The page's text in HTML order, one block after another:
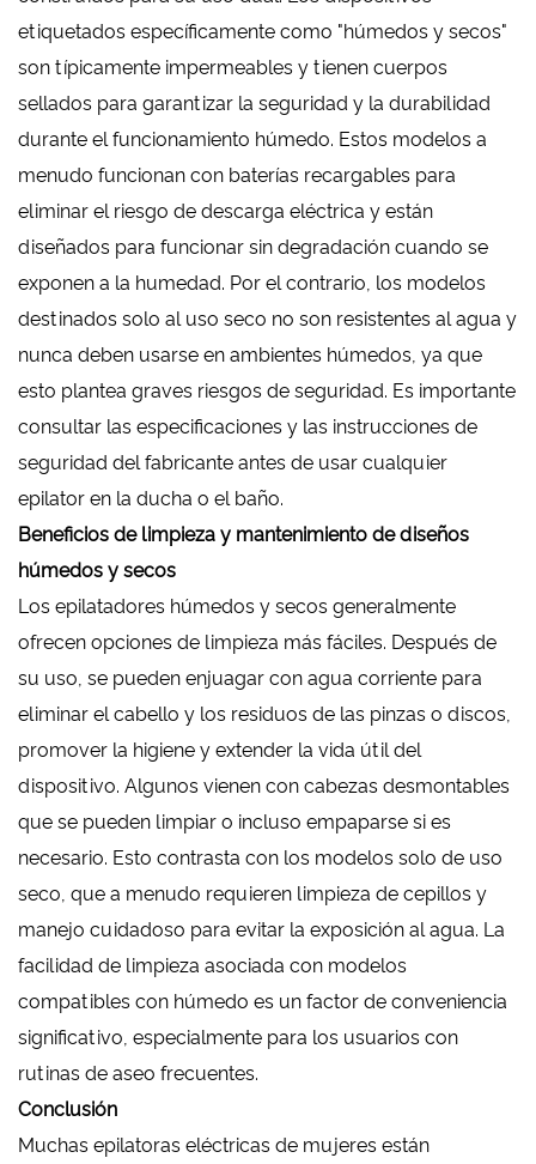
etiquetados específicamente como "húmedos y secos"
son típicamente impermeables y tienen cuerpos
sellados para garantizar la seguridad y la durabilidad
durante el funcionamiento húmedo. Estos modelos a
menudo funcionan con baterías recargables para
eliminar el riesgo de descarga eléctrica y están
diseñados para funcionar sin degradación cuando se
exponen a la humedad. Por el contrario, los modelos
destinados solo al uso seco no son resistentes al agua y
nunca deben usarse en ambientes húmedos, ya que
esto plantea graves riesgos de seguridad. Es importante
consultar las especificaciones y las instrucciones de
seguridad del fabricante antes de usar cualquier
epilator en la ducha o el baño.
Beneficios de limpieza y mantenimiento de diseños
húmedos y secos
Los epilatadores húmedos y secos generalmente
ofrecen opciones de limpieza más fáciles. Después de
su uso, se pueden enjuagar con agua corriente para
eliminar el cabello y los residuos de las pinzas o discos,
promover la higiene y extender la vida útil del
dispositivo. Algunos vienen con cabezas desmontables
que se pueden limpiar o incluso empaparse si es
necesario. Esto contrasta con los modelos solo de uso
seco, que a menudo requieren limpieza de cepillos y
manejo cuidadoso para evitar la exposición al agua. La
facilidad de limpieza asociada con modelos
compatibles con húmedo es un factor de conveniencia
significativo, especialmente para los usuarios con
rutinas de aseo frecuentes.
Conclusión
Muchas epilatoras eléctricas de mujeres están